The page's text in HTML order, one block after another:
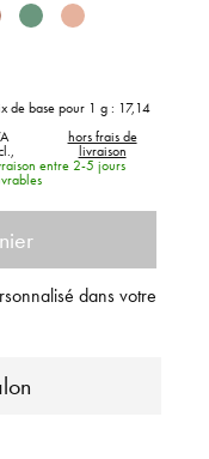
de base pour 1 g : 17,14
hors frais de
livraison
entre 2-5 jours
dans votre